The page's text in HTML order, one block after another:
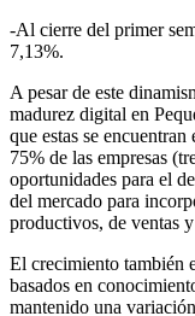
-Al cierre del primer
7,13%.
A pesar de este
madurez digital en
que estas se
75% de las empresas
oportunidades para el
del mercado para
productivos, de ventas
El crecimiento también
basados en
mantenido una